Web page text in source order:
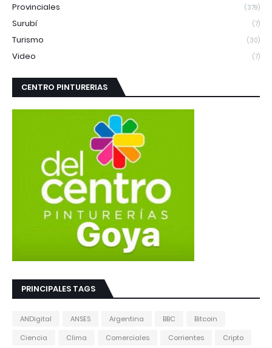
Provinciales (379)
Surubí (7)
Turismo (30)
Video (7)
CENTRO PINTURERIAS
PRINCIPALES TAGS
ANDigital ANSES Argentina BBC
Bitcoin
Ciencia
Clima Comerciales Corrientes
Cripto